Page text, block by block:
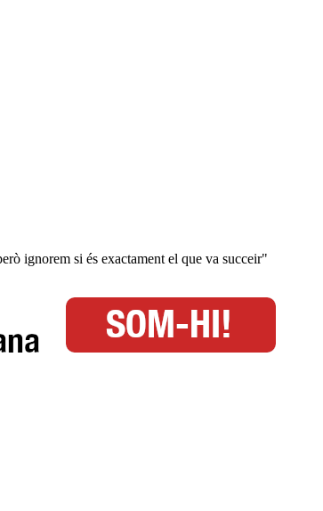
ignorem si és exactament el que va succeir"